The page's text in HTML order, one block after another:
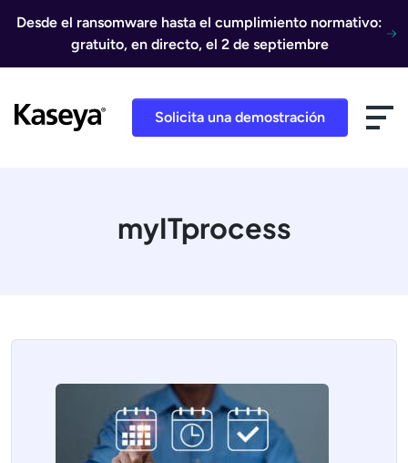
Desde el ransomware hasta el cumplimiento normativo:
gratuito, en directo, el 2 de septiembre
Solicita una demostración
myITprocess